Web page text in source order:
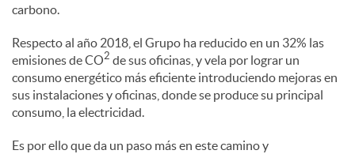
e
s
carbono.
Respecto al año 2018, el Grupo ha reducido en un 32% las
emisiones de CO2 de sus oficinas, y vela por lograr un
consumo energético más eficiente introduciendo mejoras en
sus instalaciones y oficinas, donde se produce su principal
consumo, la electricidad.
Es por ello que da un paso más en este camino y